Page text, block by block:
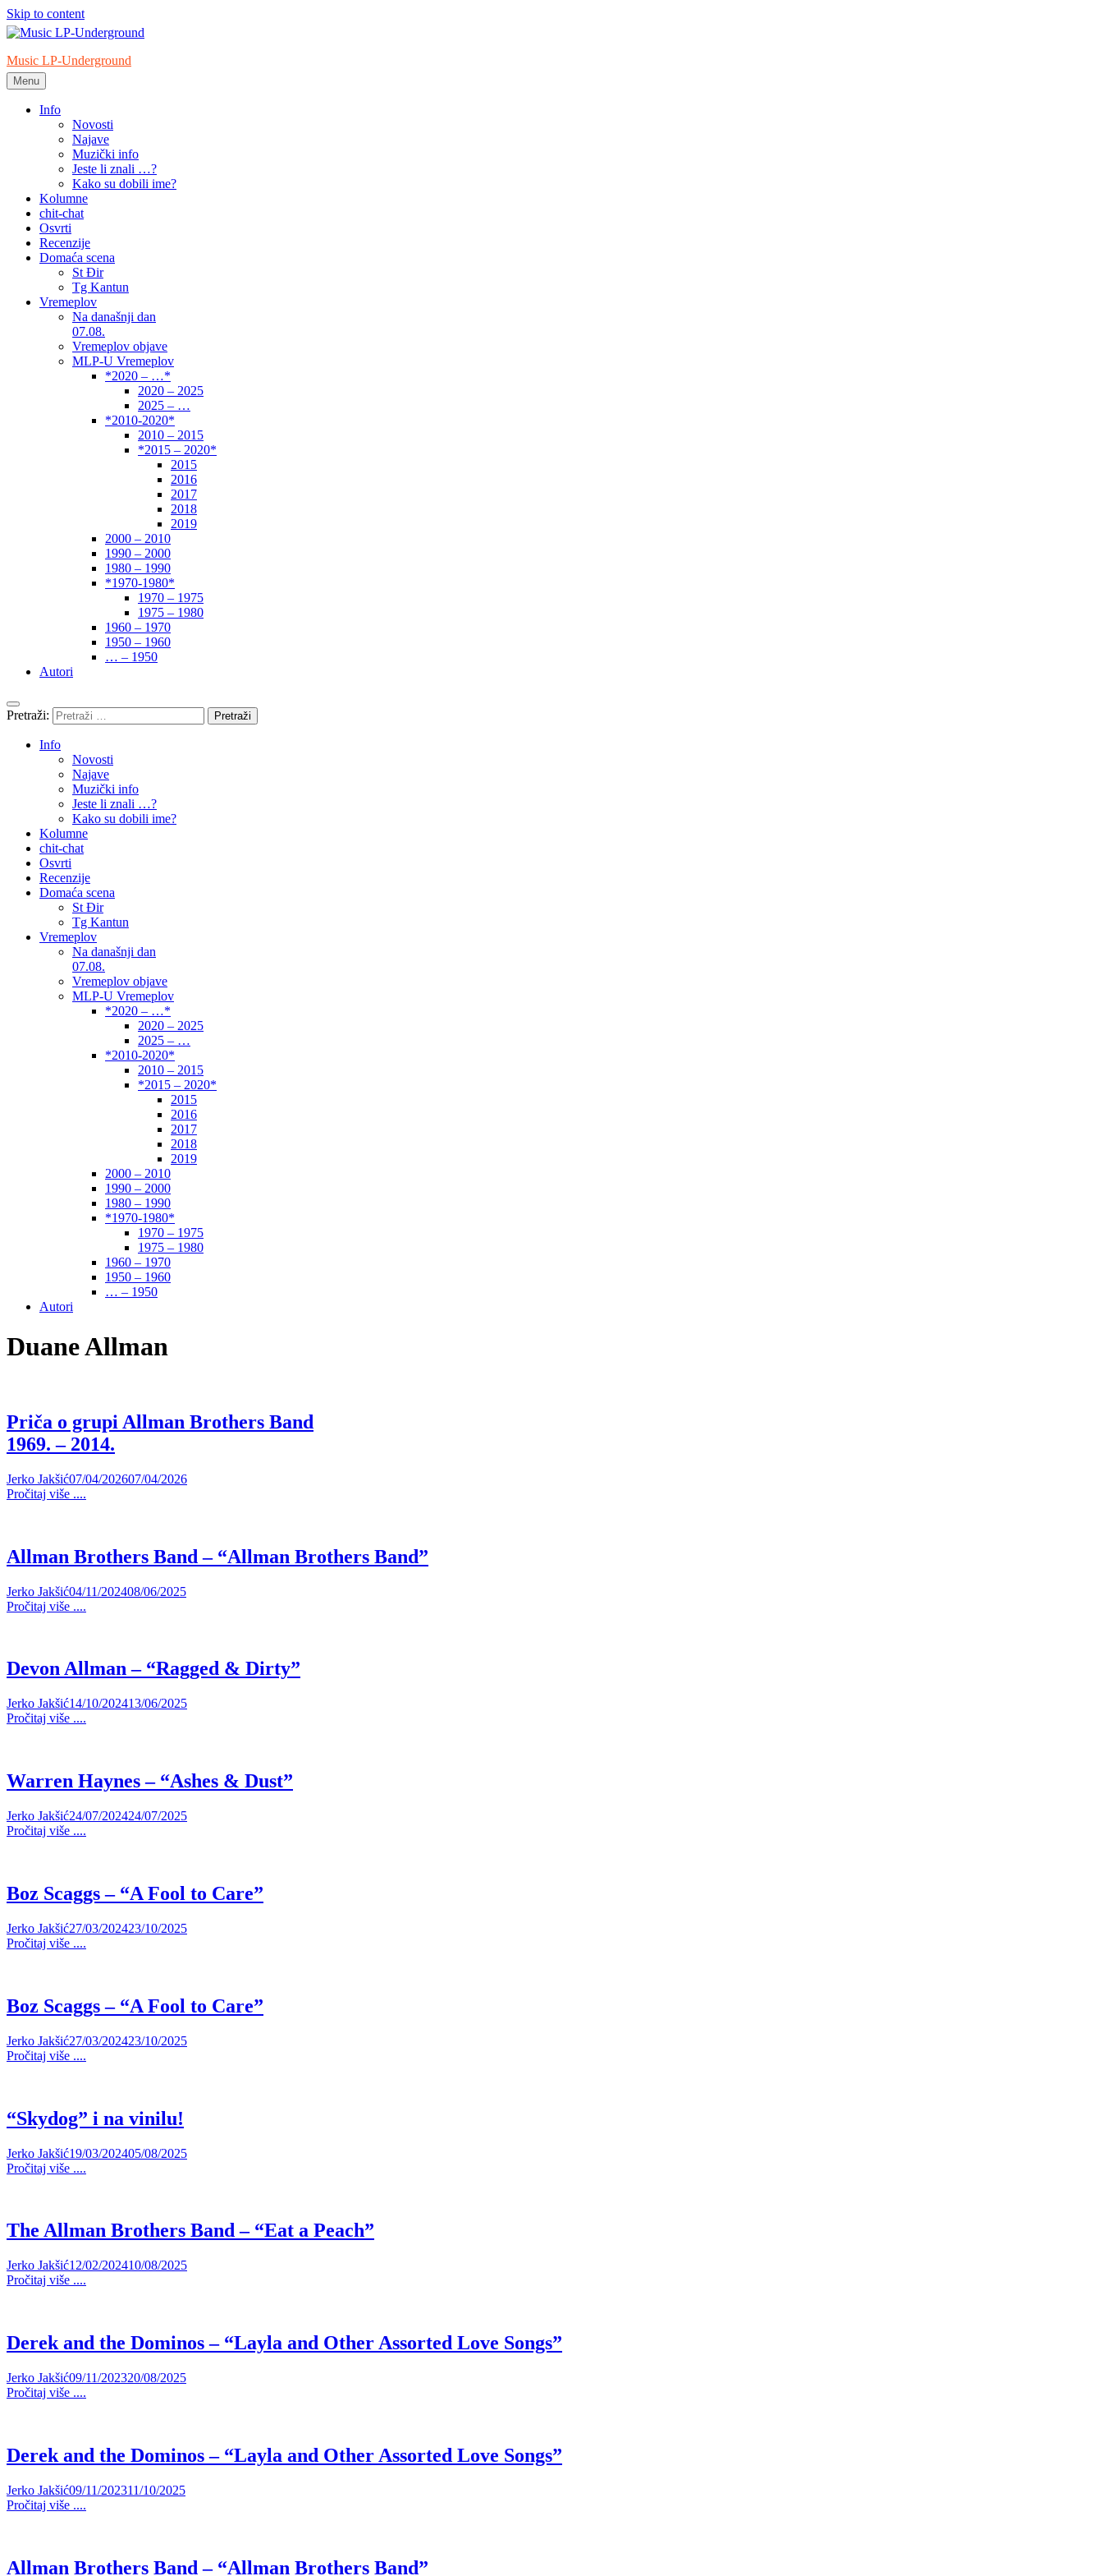
Skip to content
Music LP-Underground
samo muzika i …..
Menu
Info
Novosti
Najave
Muzički info
Jeste li znali …?
Kako su dobili ime?
Kolumne
chit-chat
Osvrti
Recenzije
Domaća scena
St Đir
Tg Kantun
Vremeplov
Na današnji dan
07.08.
Vremeplov objave
MLP-U Vremeplov
*2020 – …*
2020 – 2025
2025 – …
*2010-2020*
2010 – 2015
*2015 – 2020*
2015
2016
2017
2018
2019
2000 – 2010
1990 – 2000
1980 – 1990
*1970-1980*
1970 – 1975
1975 – 1980
1960 – 1970
1950 – 1960
… – 1950
Autori
Pretraži:
Info
Novosti
Najave
Muzički info
Jeste li znali …?
Kako su dobili ime?
Kolumne
chit-chat
Osvrti
Recenzije
Domaća scena
St Đir
Tg Kantun
Vremeplov
Na današnji dan
07.08.
Vremeplov objave
MLP-U Vremeplov
*2020 – …*
2020 – 2025
2025 – …
*2010-2020*
2010 – 2015
*2015 – 2020*
2015
2016
2017
2018
2019
2000 – 2010
1990 – 2000
1980 – 1990
*1970-1980*
1970 – 1975
1975 – 1980
1960 – 1970
1950 – 1960
… – 1950
Autori
Duane Allman
Priča o grupi Allman Brothers Band
1969. – 2014.
Jerko Jakšić07/04/202607/04/2026
Pročitaj više ....
Allman Brothers Band – “Allman Brothers Band”
Jerko Jakšić04/11/202408/06/2025
Pročitaj više ....
Devon Allman – “Ragged & Dirty”
Jerko Jakšić14/10/202413/06/2025
Pročitaj više ....
Warren Haynes – “Ashes & Dust”
Jerko Jakšić24/07/202424/07/2025
Pročitaj više ....
Boz Scaggs – “A Fool to Care”
Jerko Jakšić27/03/202423/10/2025
Pročitaj više ....
Boz Scaggs – “A Fool to Care”
Jerko Jakšić27/03/202423/10/2025
Pročitaj više ....
“Skydog” i na vinilu!
Jerko Jakšić19/03/202405/08/2025
Pročitaj više ....
The Allman Brothers Band – “Eat a Peach”
Jerko Jakšić12/02/202410/08/2025
Pročitaj više ....
Derek and the Dominos – “Layla and Other Assorted Love Songs”
Jerko Jakšić09/11/202320/08/2025
Pročitaj više ....
Derek and the Dominos – “Layla and Other Assorted Love Songs”
Jerko Jakšić09/11/202311/10/2025
Pročitaj više ....
Allman Brothers Band – “Allman Brothers Band”